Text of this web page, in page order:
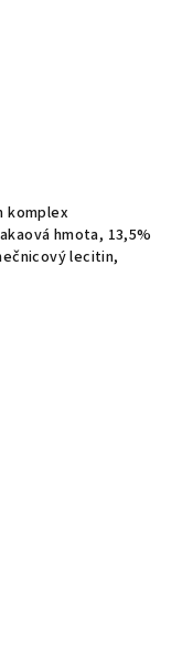
komplex
hmota, 13,5%
lecitin,